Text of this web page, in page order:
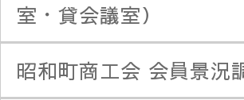
室・貸会議室）
昭和町商工会 会員景況